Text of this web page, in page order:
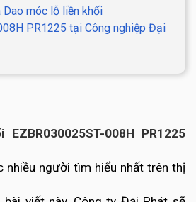
Dao móc lỗ liền khối
PR1225 tại Công nghiệp Đại
008H PR1225
nhiều người tìm hiểu nhất trên thị